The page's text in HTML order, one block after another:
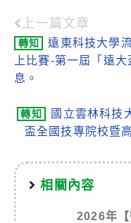
Read
more
articles
上一篇文章
轉知
遠東科技大學
上比賽-第一屆「遠
息。
轉知
國立雲林科技
盃全國技專院校暨
相關內容
2026年【